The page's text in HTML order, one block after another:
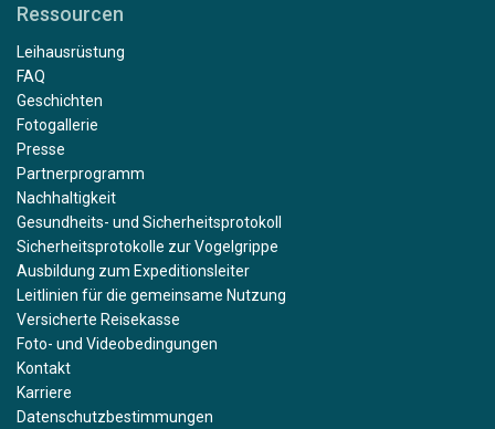
Ressourcen
Leihausrüstung
FAQ
Geschichten
Fotogallerie
Presse
Partnerprogramm
Nachhaltigkeit
Gesundheits- und Sicherheitsprotokoll
Sicherheitsprotokolle zur Vogelgrippe
Ausbildung zum Expeditionsleiter
Leitlinien für die gemeinsame Nutzung
Versicherte Reisekasse
Foto- und Videobedingungen
Kontakt
Karriere
Datenschutzbestimmungen